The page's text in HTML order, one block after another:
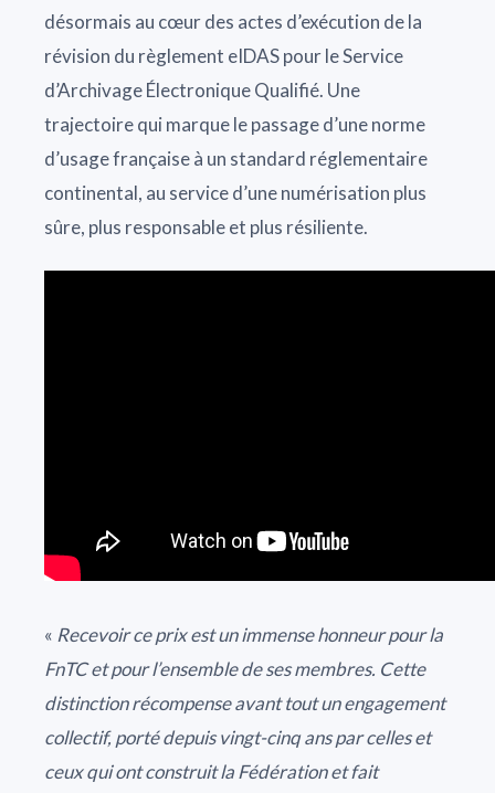
désormais au cœur des actes d’exécution de la
révision du règlement eIDAS pour le Service
d’Archivage Électronique Qualifié. Une
trajectoire qui marque le passage d’une norme
d’usage française à un standard réglementaire
continental, au service d’une numérisation plus
sûre, plus responsable et plus résiliente.
« Recevoir ce prix est un immense honneur pour la
FnTC et pour l’ensemble de ses membres. Cette
distinction récompense avant tout un engagement
collectif, porté depuis vingt-cinq ans par celles et
ceux qui ont construit la Fédération et fait